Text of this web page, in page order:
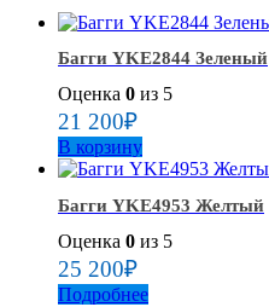
Багги YKE2844 Зеленый
Оценка 0 из 5
21 200₽
В корзину
Багги YKE4953 Желтый
Оценка 0 из 5
25 200₽
Подробнее